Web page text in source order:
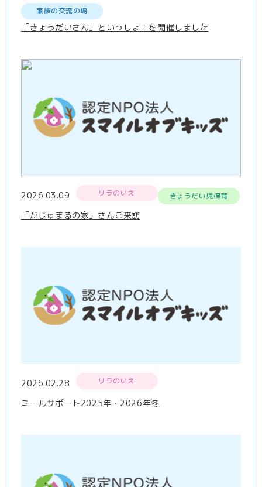
家族の交流の場
「きょうだいさん」といっしょ！を開催しました
2026.03.09 リラのいえ きょうだい児保育
「がじゅまるの家」さんご来訪
2026.02.28 リラのいえ
ミールサポート2025年・2026年冬